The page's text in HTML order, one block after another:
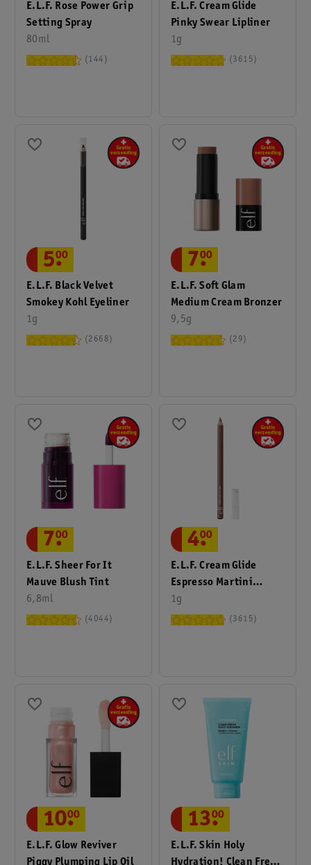
E.l.f. Rose Power Grip
Setting Spray
80ml
144
E.l.f. Cream Glide
Pinky Swear Lipliner
1g
3615
E.l.f. Black Velvet
Smokey Kohl Eyeliner
1g
5.
00
2668
E.l.f. Soft Glam
Medium Cream Bronzer
9,5g
7.
00
29
E.l.f. Sheer For It
Mauve Blush Tint
6,8ml
7.
00
4044
E.l.f. Cream Glide
Espresso Martini
Lipliner
1g
4.
00
3615
E.l.f. Glow Reviver
Piggy Plumping Lip Oil
10.
00
E.l.f. Skin Holy
Hydration! Clean Freak
13.
00